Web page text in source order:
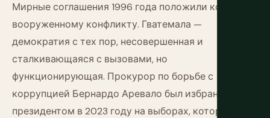
Мирные соглашения 1996 года положили конец
вооруженному конфликту. Гватемала —
демократия с тех пор, несовершенная и
сталкивающаяся с вызовами, но
функционирующая. Прокурор по борьбе с
коррупцией Бернардо Аревало был избран
президентом в 2023 году на выборах, которые